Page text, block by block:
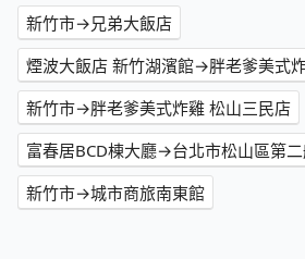
新竹市→兄弟大飯店
煙波大飯店 新竹湖濱館→胖老爹美式
新竹市→胖老爹美式炸雞 松山三民店
富春居BCD棟大廳→台北市松山區第
新竹市→城市商旅南東館